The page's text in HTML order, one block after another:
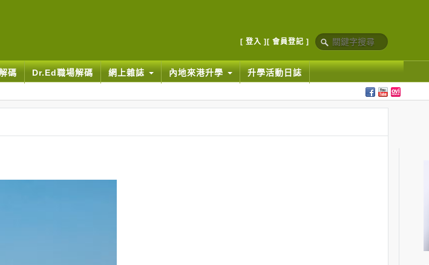
[ 登入 ] [ 會員登記 ]
碼 Dr.Ed職場解碼 網上雜誌 內地來港升學 升學活動日誌